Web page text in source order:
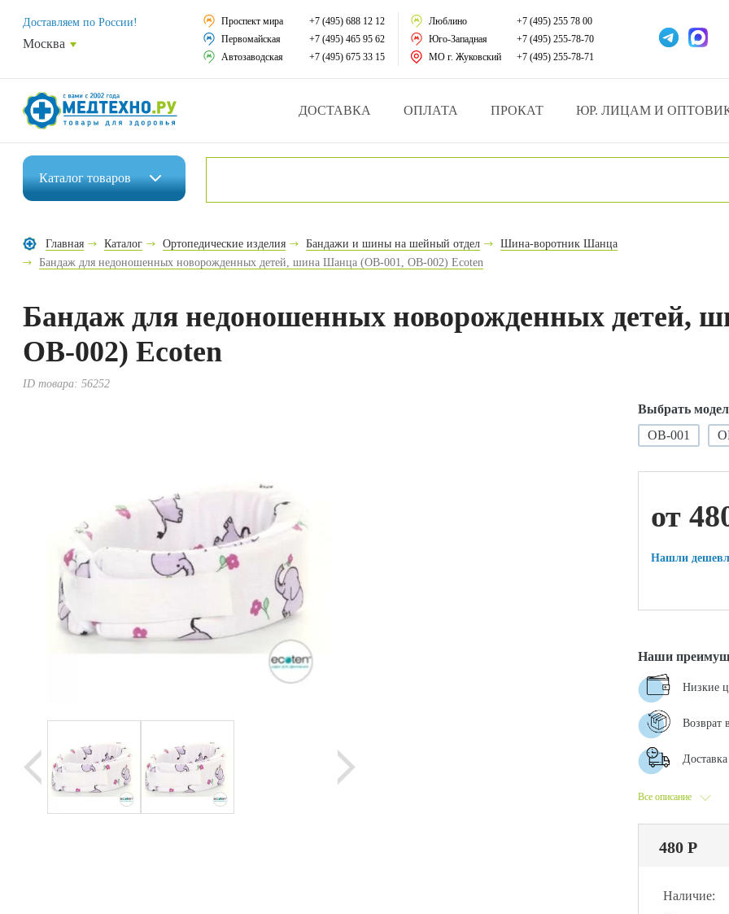
Средства реабилитации
Средства по уходу за больными
Домашняя медтехника
Товары для врачей и мед.учреждений
Доставляем по России!
Москва
Проспект мира
+7 (495) 688 12 12
Первомайская
+7 (495) 465 95 62
Автозаводская
+7 (495) 675 33 15
Люблино
+7 (495) 255 78 00
Юго-Западная
+7 (495) 255-78-70
МО г. Жуковский
+7 (495) 255-78-71
ДОСТАВКА ОПЛАТА ПРОКАТ ЮР. ЛИЦАМ И
Каталогтоваров
Ортопедические изделия
Ортопедические матрасы и подушки
Товары для врачей и мед.учреждений
Уникальные и полезные товары
Распродажа
Уценка
Главная Каталог Ортопедические изделия Бандажи и шины на шейный отдел
Шина-воротник Шанца
Бандаж для недоношенных новорожденных детей, шина Шанца (ОВ-001, ОВ-002) Ecoten
Бандаж для недоношенных новорожденных детей,
ОВ-002) Ecoten
ID товара:56252
Выбрать
ОВ-001
от
Нашли
Все описание
Наши
Низкие
Возврат
480 Р
Наличие: